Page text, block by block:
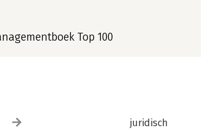
Top 100
juridisch